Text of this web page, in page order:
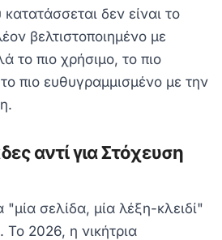
δεν είναι το
βελτιστοποιημένο με
το πιο χρήσιμο, το πιο
πιο ευθυγραμμισμένο με την
αντί για Στόχευση
"μία σελίδα, μία λέξη-κλειδί"
2026, η νικήτρια